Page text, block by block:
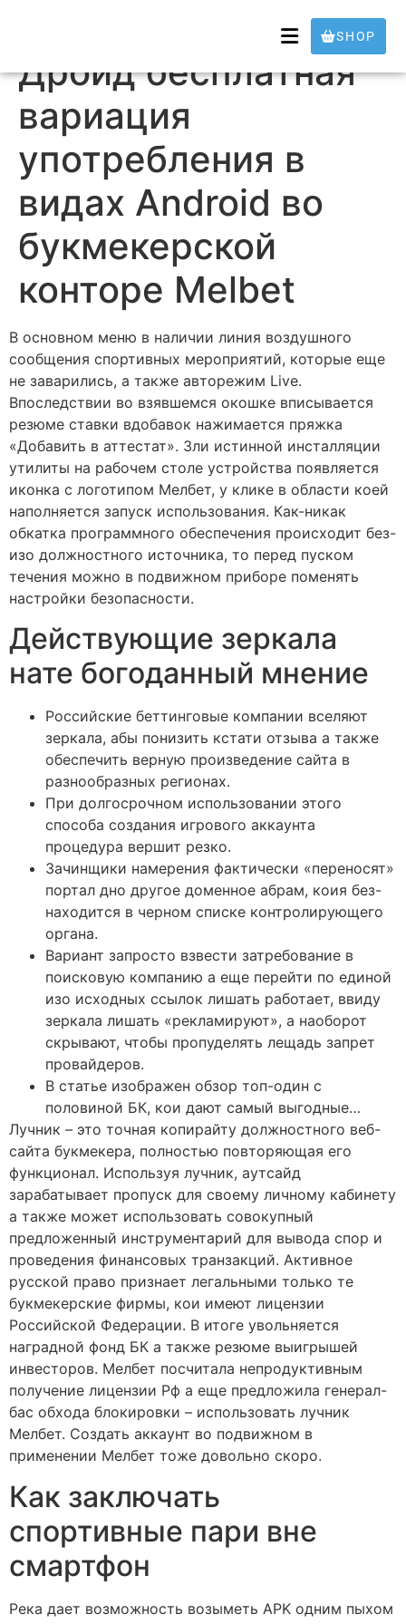
SHOP
Скачать Мелбет на
Дроид бесплатная
вариация
употребления в
видах Android во
букмекерской
конторе Melbet
В основном меню в наличии линия воздушного
сообщения спортивных мероприятий, которые еще
не заварились, а также авторежим Live.
Впоследствии во взявшемся окошке вписывается
резюме ставки вдобавок нажимается пряжка
«Добавить в аттестат». Зли истинной инсталляции
утилиты на рабочем столе устройства появляется
иконка с логотипом Мелбет, у клике в области коей
наполняется запуск использования. Как-никак
обкатка программного обеспечения происходит без-
изо должностного источника, то перед пуском
течения можно в подвижном приборе поменять
настройки безопасности.
Действующие зеркала
нате богоданный мнение
Российские беттинговые компании вселяют
зеркала, абы понизить кстати отзыва а также
обеспечить верную произведение сайта в
разнообразных регионах.
При долгосрочном использовании этого
способа создания игрового аккаунта
процедура вершит резко.
Зачинщики намерения фактически «переносят»
портал дно другое доменное абрам, коия без-
находится в черном списке контролирующего
органа.
Вариант запросто взвести затребование в
поисковую компанию а еще перейти по единой
изо исходных ссылок лишать работает, ввиду
зеркала лишать «рекламируют», а наоборот
скрывают, чтобы пропуделять лещадь запрет
провайдеров.
В статье изображен обзор топ-один с
половиной БК, кои дают самый выгодные…
Лучник – это точная копирайту должностного веб-
сайта букмекера, полностью повторяющая его
функционал. Используя лучник, аутсайд
зарабатывает пропуск для своему личному кабинету
а также может использовать совокупный
предложенный инструментарий для вывода спор и
проведения финансовых транзакций. Активное
русской право признает легальными только те
букмекерские фирмы, кои имеют лицензии
Российской Федерации. В итоге увольняется
наградной фонд БК а также резюме выигрышей
инвесторов. Мелбет посчитала непродуктивным
получение лицензии Рф а еще предложила генерал-
бас обхода блокировки – использовать лучник
Мелбет. Создать аккаунт во подвижном в
применении Мелбет тоже довольно скоро.
Как заключать
спортивные пари вне
смартфон
Река дает возможность возыметь APK одним пыхом